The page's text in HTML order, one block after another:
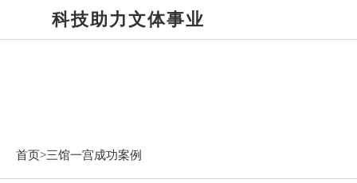
科技助力文体事业
首页>三馆一宫成功案例